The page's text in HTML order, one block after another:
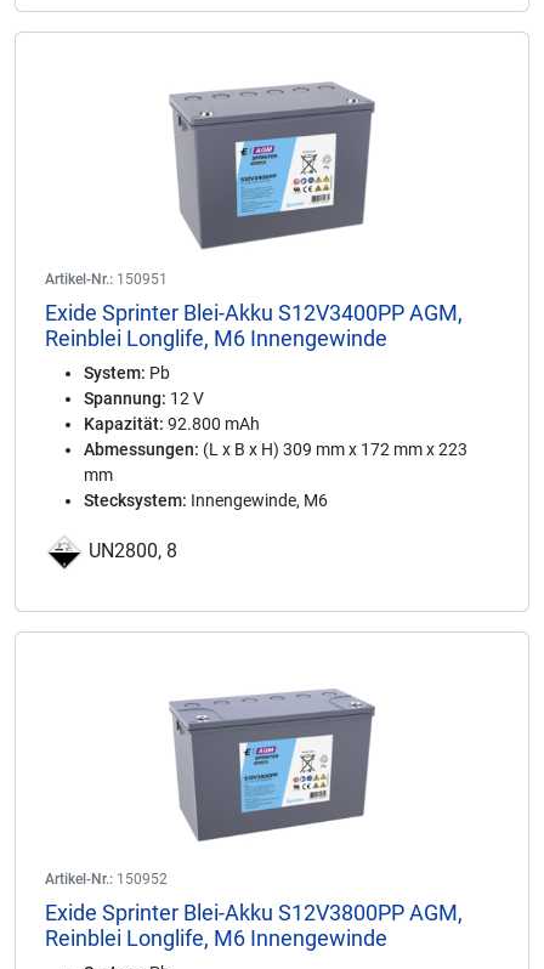
Artikel-Nr.: 150951
Exide Sprinter Blei-Akku S12V3400PP AGM,
Reinblei Longlife, M6 Innengewinde
System: Pb
Spannung: 12 V
Kapazität: 92.800 mAh
Abmessungen: (L x B x H) 309 mm x 172 mm x 223
mm
Stecksystem: Innengewinde, M6
UN2800, 8
Artikel-Nr.: 150952
Exide Sprinter Blei-Akku S12V3800PP AGM,
Reinblei Longlife, M6 Innengewinde